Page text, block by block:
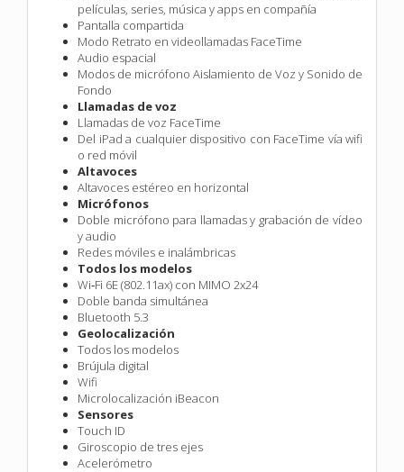
películas, series, música y apps en compañía
Pantalla compartida
Modo Retrato en videollamadas FaceTime
Audio espacial
Modos de micrófono Aislamiento de Voz y Sonido de
Fondo
Llamadas de voz
Llamadas de voz FaceTime
Del iPad a cualquier dispositivo con FaceTime vía wifi
o red móvil
Altavoces
Altavoces estéreo en horizontal
Micrófonos
Doble micrófono para llamadas y grabación de vídeo
y audio
Redes móviles e inalámbricas
Todos los modelos
Wi‑Fi 6E (802.11ax) con MIMO 2x24
Doble banda simultánea
Bluetooth 5.3
Geolocalización
Todos los modelos
Brújula digital
Wifi
Microlocalización iBeacon
Sensores
Touch ID
Giroscopio de tres ejes
Acelerómetro